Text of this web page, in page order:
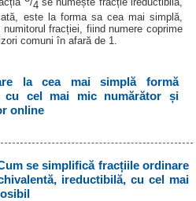
4
este la forma sa cea mai simplă,
fracției, fiind numere coprime
comuni în afară de 1.
la cea mai simplă formă
cu cel mai mic numărător și
online
se simplifică fracțiile ordinare
ireductibilă, cu cel mai